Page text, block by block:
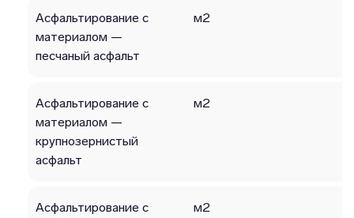
Асфальтирование с
материалом —
песчаный асфальт
м2
Асфальтирование с
материалом —
крупнозернистый
асфальт
м2
Асфальтирование с
м2